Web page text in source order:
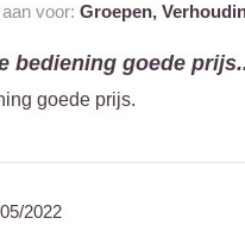
voor: Groepen,
bediening goede
goede prijs.
2022